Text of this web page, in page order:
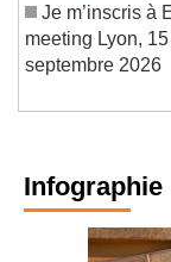
Je m’inscris à
meeting Lyon, 15
Infographie